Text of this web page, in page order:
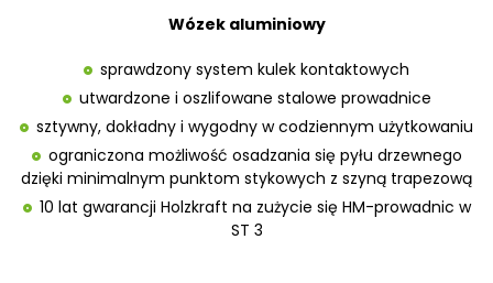
Wózek aluminiowy
sprawdzony system kulek kontaktowych
utwardzone i oszlifowane stalowe prowadnice
sztywny, dokładny i wygodny w codziennym użytkowaniu
ograniczona możliwość osadzania się pyłu drzewnego
dzięki minimalnym punktom stykowych z szyną trapezową
10 lat gwarancji Holzkraft na zużycie się HM-prowadnic w
ST 3